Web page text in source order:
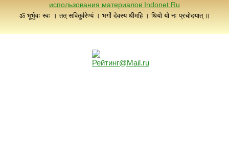
использования материалов Indonet.Ru
ॐ भूर्भुवः स्वः । तत् सवितुर्वरेण्यं । भर्गो देवस्य धीमहि । धियो यो नः प्रचोदयात् ॥